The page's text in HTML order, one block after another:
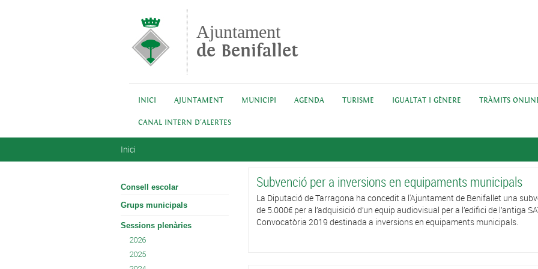
Ajuntament
de Benifallet
INICI AJUNTAMENT MUNICIPI AGENDA TURISME IGUALTAT I GÈNERE TRÀMITS
CANAL INTERN D'ALERTES
Inici
Consell escolar
Grups municipals
Sessions plenàries
2026
2025
Subvenció per a inversions en equipaments municipals
La Diputació de Tarragona ha concedit a l'Ajuntament de Benifallet una
de 5.000€ per a l’adquisició d’un equip audiovisual per a l’edifici de l’antiga
Convocatòria 2019 destinada a inversions en equipaments municipals.